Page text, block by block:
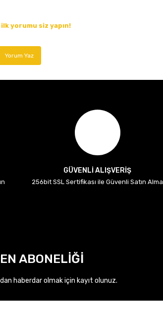
yorumu siz yapın!
Yorum Yaz
GÜVENLİ ALIŞVERİŞ
256bit SSL Sertifikası ile Güvenli Satın Alma
ABONELİĞİ
haberdar olmak için kayıt olunuz.